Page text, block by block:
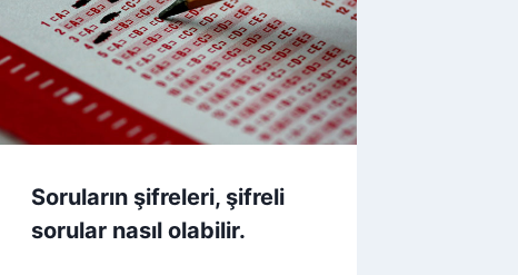
Soruların şifreleri, şifreli
sorular nasıl olabilir.